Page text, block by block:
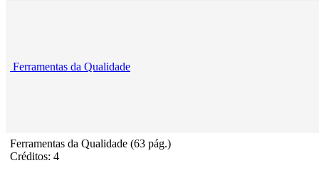
Ferramentas da Qualidade
Ferramentas da Qualidade (63 pág.)
Créditos: 4